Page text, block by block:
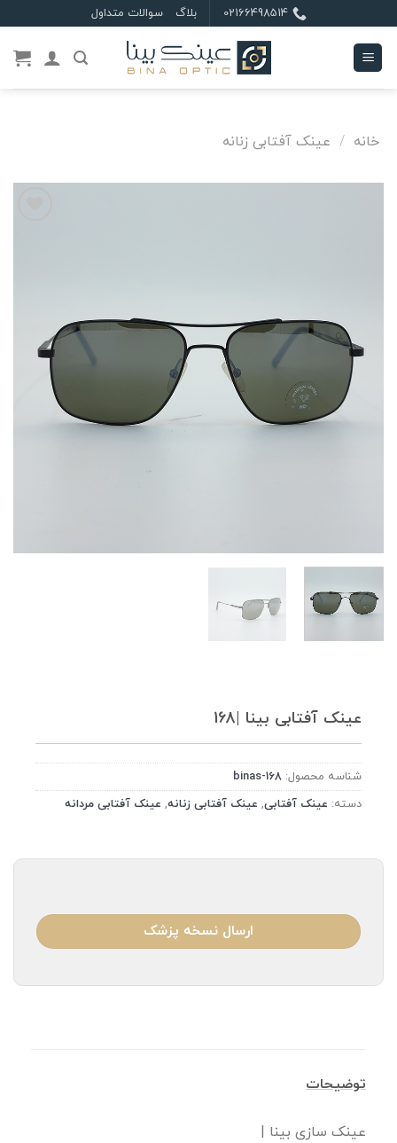
to
content
02166498514 بلاگ سوالات متداول
خانه / عینک آفتابی زنانه
عینک آفتابی بینا |168
شناسه محصول: binas-168
دسته: عینک آفتابی, عینک آفتابی زنانه, عینک آفتابی مردانه
ارسال نسخه پزشک
توضیحات
عینک سازی بینا |